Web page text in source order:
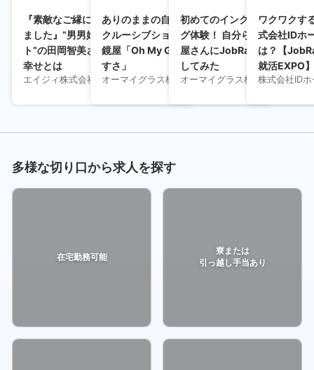
『素敵なご縁に恵まれて、結婚やめ
ました』”男男婚活コンサルタン
ト”の田岡智美さんが考える本当の
幸せとは
エイジィ株式会社
ありのままの自分で働くとは？ イン
クルーシブショッピングができる眼
鏡屋「Oh My Glasses」の「働きや
すさ」
オーマイグラス株式会社
初めてのインクルーシブショ
グ体験！ 自分らしさに出会え
屋さんにJobRainbow取材班
してみた
オーマイグラス株式会社
ワクワクす
式会社IDホ
は？【
就活EXPO
株式会社ID
多様な切り口から求人を探す
在宅勤務可能
寮または
引っ越し手当あり